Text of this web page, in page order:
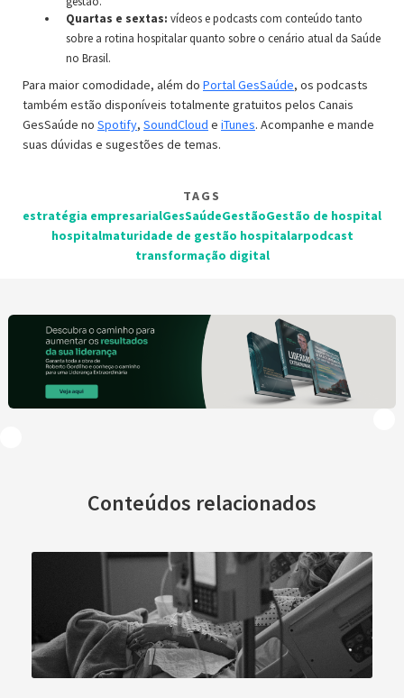
Quartas e sextas: vídeos e podcasts com conteúdo tanto
sobre a rotina hospitalar quanto sobre o cenário atual da Saúde
no Brasil.
Para maior comodidade, além do Portal GesSaúde, os podcasts
também estão disponíveis totalmente gratuitos pelos Canais
GesSaúde no Spotify, SoundCloud e iTunes. Acompanhe e mande
suas dúvidas e sugestões de temas.
TAGS
estratégia empresarialGesSaúdeGestãoGestão de hospital
hospitalmaturidade de gestão hospitalarpodcast
transformação digital
Conteúdos relacionados